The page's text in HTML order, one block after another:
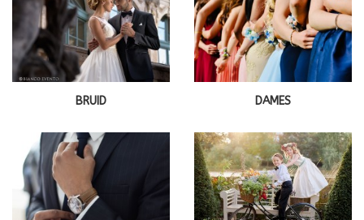
BRUID DAMES